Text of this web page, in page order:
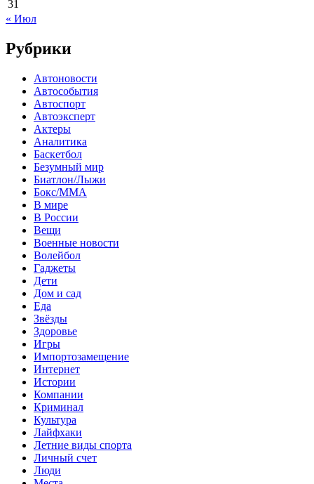
31
« Июл
Рубрики
Автоновости
Автособытия
Автоспорт
Автоэксперт
Актеры
Аналитика
Баскетбол
Безумный мир
Биатлон/Лыжи
Бокс/MMA
В мире
В России
Вещи
Военные новости
Волейбол
Гаджеты
Дети
Дом и сад
Еда
Звёзды
Здоровье
Игры
Импортозамещение
Интернет
Истории
Компании
Криминал
Культура
Лайфхаки
Летние виды спорта
Личный счет
Люди